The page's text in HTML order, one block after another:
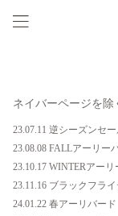
ネイバーページを除
23.07.11 逆シーズンセ
23.08.08 FALLアーリー
23.10.17 WINTERアーリ
23.11.16 ブラックフラ
24.01.22 春アーリバード